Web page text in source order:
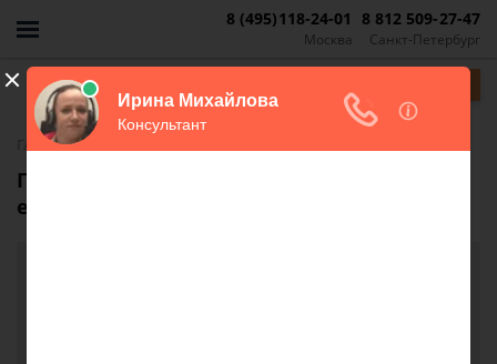
Москва
8 (495)118-24-01
Санкт-Петербург
8 812 509-27-47
Главная-FAQ
Переоформление ипотеки при разводе,
если оба супруга согласны на это